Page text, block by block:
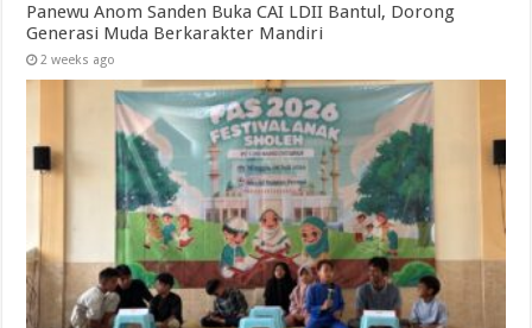
Panewu Anom Sanden Buka CAI LDII Bantul, Dorong
Generasi Muda Berkarakter Mandiri
2 weeks ago